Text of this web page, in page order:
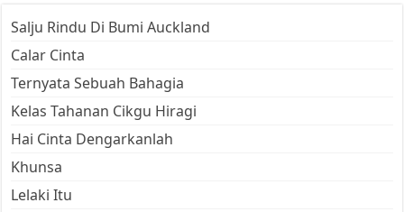
Salju Rindu Di Bumi Auckland
Calar Cinta
Ternyata Sebuah Bahagia
Kelas Tahanan Cikgu Hiragi
Hai Cinta Dengarkanlah
Khunsa
Lelaki Itu